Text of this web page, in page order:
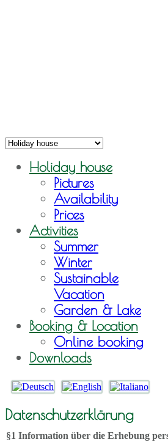
Holiday house
Pictures
Availability
Prices
Activities
Summer
Winter
Sustainable
Vacation
Garden & Lake
Booking & Location
Online booking
Downloads
Datenschutzerklärung
§1 Information über die Erhebung